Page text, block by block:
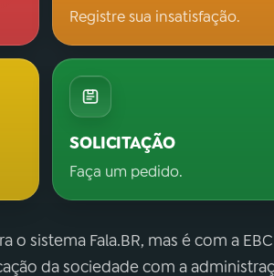
Registre sua insatisfação.
SOLICITAÇÃO
Faça um pedido.
o sistema Fala.BR, mas é com a
da sociedade com a